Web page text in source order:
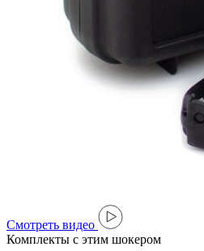
Cмотреть видео
Комплекты с этим шокером